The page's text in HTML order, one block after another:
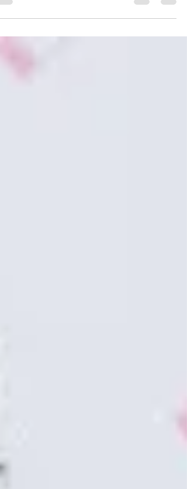
הקוריאניות הפופולריות ביותר השבוע היה
הבכורה של הדרמה...